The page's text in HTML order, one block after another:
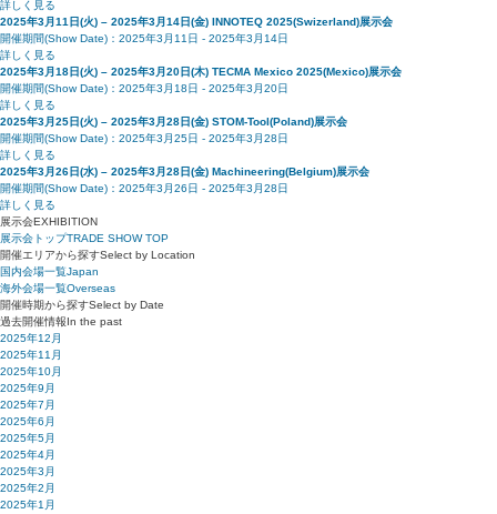
詳しく見る
2025年3月11日(火) – 2025年3月14日(金) INNOTEQ 2025(Swizerland)展示会
開催期間(Show Date) ：2025年3月11日 - 2025年3月14日
詳しく見る
2025年3月18日(火) – 2025年3月20日(木) TECMA Mexico 2025(Mexico)展示会
開催期間(Show Date) ：2025年3月18日 - 2025年3月20日
詳しく見る
2025年3月25日(火) – 2025年3月28日(金) STOM-Tool(Poland)展示会
開催期間(Show Date) ：2025年3月25日 - 2025年3月28日
詳しく見る
2025年3月26日(水) – 2025年3月28日(金) Machineering(Belgium)展示会
開催期間(Show Date) ：2025年3月26日 - 2025年3月28日
詳しく見る
展示会EXHIBITION
展示会トップTRADE SHOW TOP
開催エリアから探すSelect by Location
国内会場一覧Japan
海外会場一覧Overseas
開催時期から探すSelect by Date
過去開催情報In the past
2025年12月
2025年11月
2025年10月
2025年9月
2025年7月
2025年6月
2025年5月
2025年4月
2025年3月
2025年2月
2025年1月